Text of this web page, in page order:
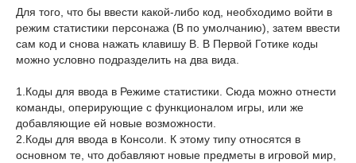
Для того, что бы ввести какой-либо код, необходимо войти в
режим статистики персонажа (B по умолчанию), затем ввести
сам код и снова нажать клавишу B. В Первой Готике коды
можно условно подразделить на два вида.
1.Коды для ввода в Режиме статистики. Сюда можно отнести
команды, оперирующие с функционалом игры, или же
добавляющие ей новые возможности.
2.Коды для ввода в Консоли. К этому типу относятся в
основном те, что добавляют новые предметы в игровой мир,